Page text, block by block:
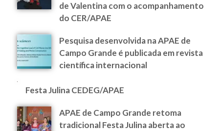
de Valentina com o acompanhamento
do CER/APAE
Pesquisa desenvolvida na APAE de
Campo Grande é publicada em revista
científica internacional
Festa Julina CEDEG/APAE
APAE de Campo Grande retoma
tradicional Festa Julina aberta ao